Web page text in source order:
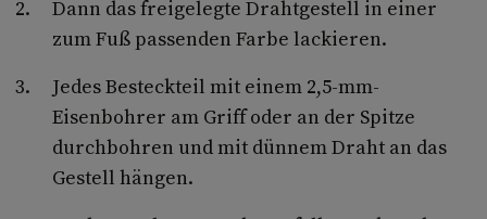
Dann das freigelegte Drahtgestell in einer
zum Fuß passenden Farbe lackieren.
Jedes Besteckteil mit einem 2,5-mm-
Eisenbohrer am Griff oder an der Spitze
durchbohren und mit dünnem Draht an das
Gestell hängen.